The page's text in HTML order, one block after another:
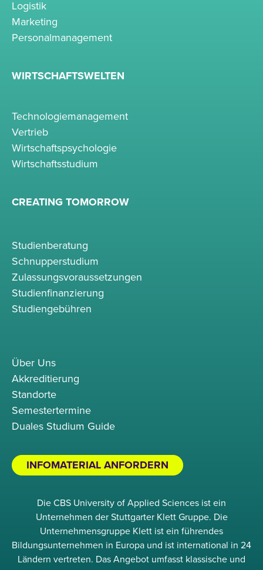
Logistik
Marketing
Personalmanagement
WIRTSCHAFTSWELTEN
Technologiemanagement
Vertrieb
Wirtschaftspsychologie
Wirtschaftsstudium
CREATING TOMORROW
Studienberatung
Schnupperstudium
Zulassungsvoraussetzungen
Studienfinanzierung
Studiengebühren
Über Uns
Akkreditierung
Standorte
Semestertermine
Duales Studium Guide
INFOMATERIAL ANFORDERN
Die CBS University of Applied Sciences ist ein
Unternehmen der Stuttgarter Klett Gruppe. Die
Unternehmensgruppe Klett ist ein führendes
Bildungsunternehmen in Europa und ist international in 24
Ländern vertreten. Das Angebot umfasst klassische und